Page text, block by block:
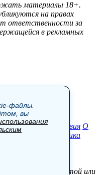
материалы 18+.
на правах
ответственности за
в рекламных
В мире Происшествия О
релизы
Политика
материалы,
не являются офертой или
файлы.
вы